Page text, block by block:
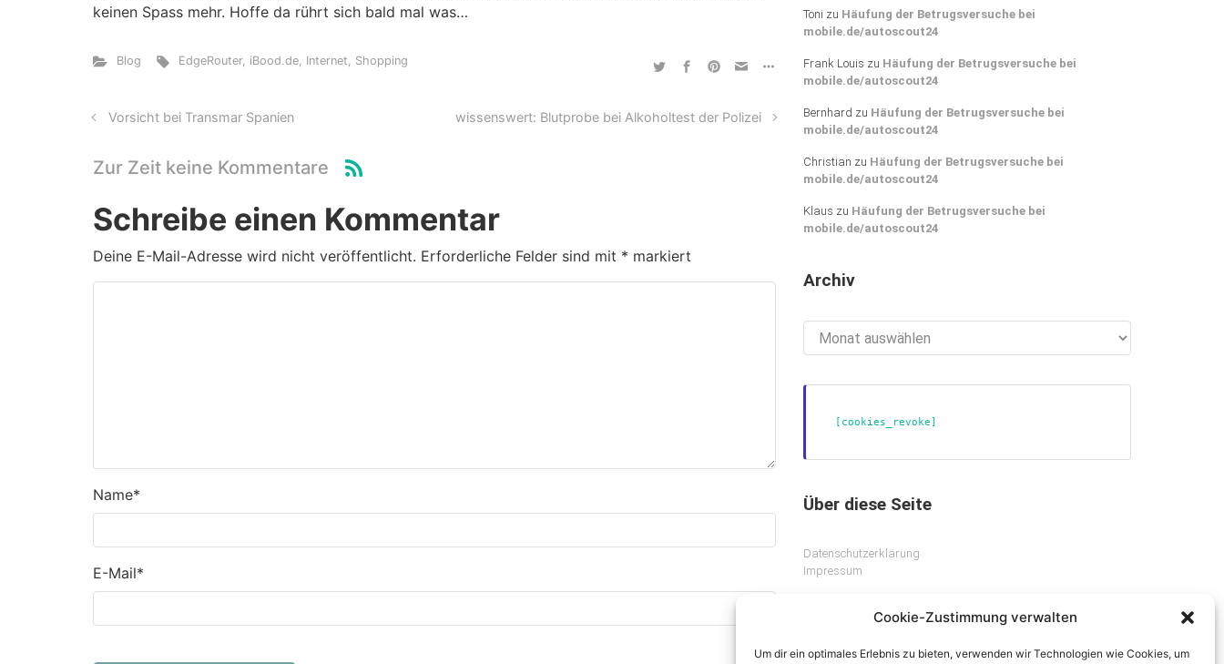
Cookie-Zustimmung verwalten
Um dir ein optimales Erlebnis zu bieten, verwenden wir Technologien wie Cookies, um
keinen Spass mehr. Hoffe da rührt sich bald mal was…
Blog EdgeRouter, iBood.de, Internet, Shopping
Vorsicht bei Transmar Spanien wissenswert: Blutprobe bei Alkoholtest der Polizei
Zur Zeit keine Kommentare
Schreibe einen Kommentar
Deine E-Mail-Adresse wird nicht veröffentlicht. Erforderliche Felder sind mit * markiert
Name*
E-Mail*
Toni zu Häufung der Betrugsversuche bei
mobile.de/autoscout24
Frank Louis zu Häufung der Betrugsversuche bei
mobile.de/autoscout24
Bernhard zu Häufung der Betrugsversuche bei
mobile.de/autoscout24
Christian zu Häufung der Betrugsversuche bei
mobile.de/autoscout24
Klaus zu Häufung der Betrugsversuche bei
mobile.de/autoscout24
Archiv
[cookies_revoke]
Über diese Seite
Datenschutzerklärung
Impressum